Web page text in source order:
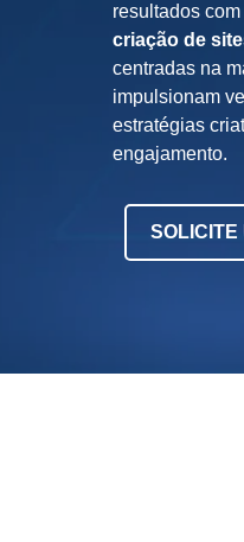
resultados
criação de
centradas na
impulsionam
estratégias
engajamento.
SOLICITE